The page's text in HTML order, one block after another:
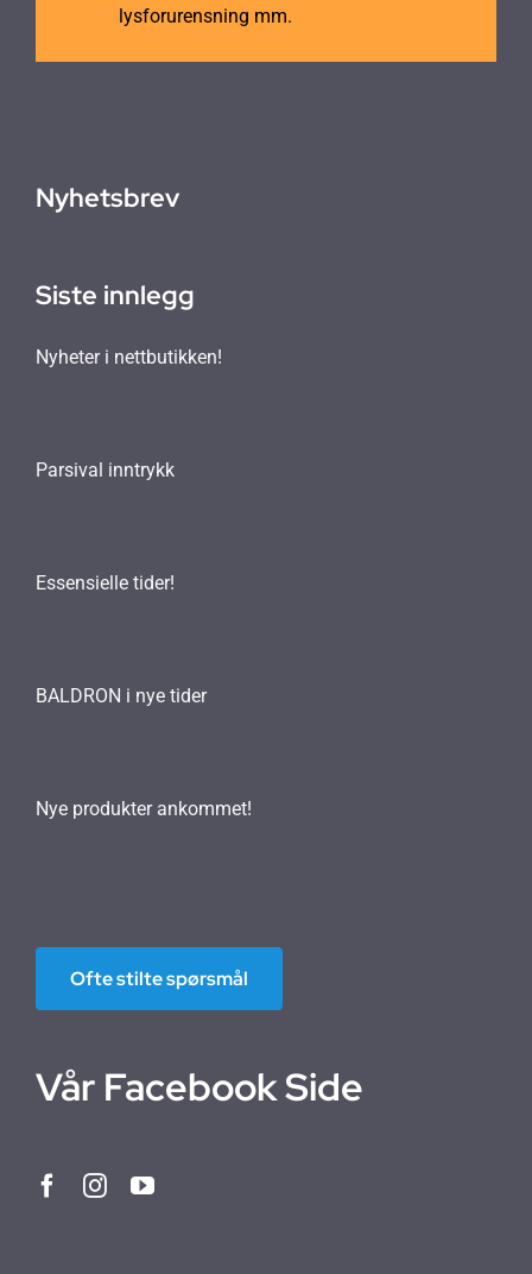
lysforurensning mm.
Nyhetsbrev
Siste innlegg
Nyheter i nettbutikken!
Parsival inntrykk
Essensielle tider!
BALDRON i nye tider
Nye produkter ankommet!
Ofte stilte spørsmål
Vår Facebook Side